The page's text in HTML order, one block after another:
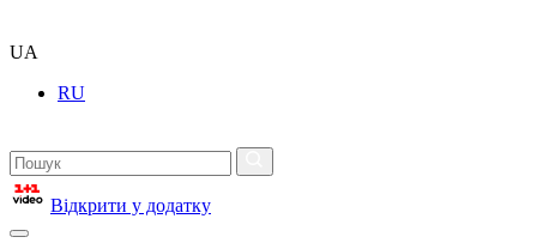
UA
RU
Відкрити у додатку